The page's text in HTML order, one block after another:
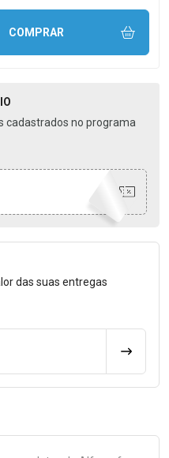
UMA UNIDADE
COMPRAR
cadastrados no programa
o Frete
das suas entregas